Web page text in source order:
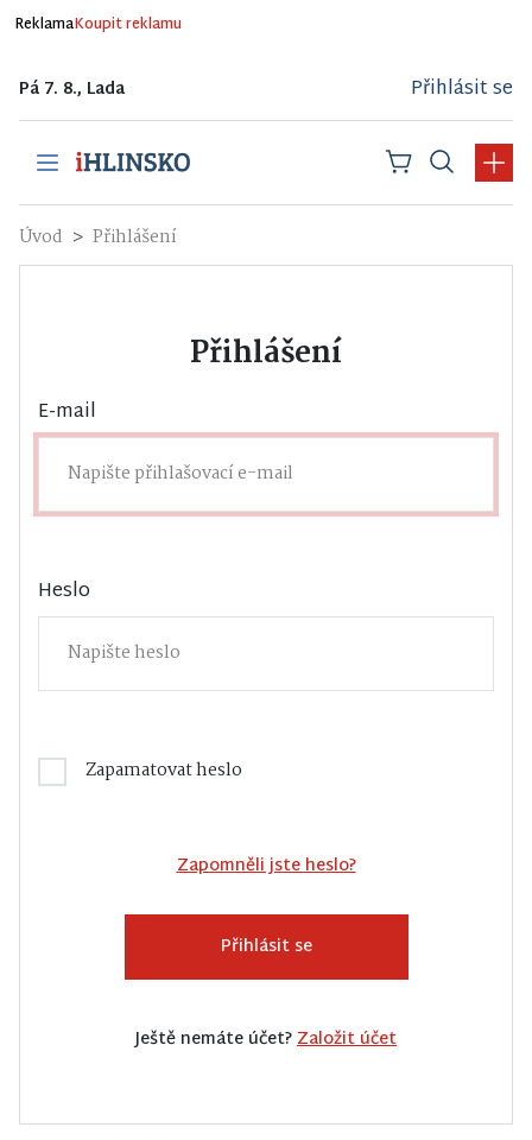
ReklamaKoupit reklamu
Pá 7. 8., Lada Přihlásit se
Úvod Přihlášení
Přihlášení
E-mail
Heslo
Zapamatovat heslo
Zapomněli jste heslo?
Přihlásit se
Ještě nemáte účet?Založit účet